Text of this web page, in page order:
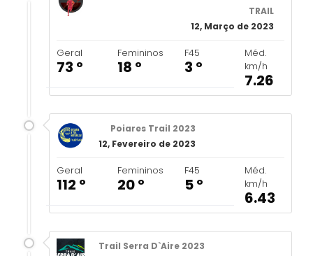
TRAIL
12, Março de 2023
Geral
73 º
Femininos
18 º
F45
3 º
Méd.
km/h
7.26
Poiares Trail 2023
12, Fevereiro de 2023
Geral
112 º
Femininos
20 º
F45
5 º
Méd.
km/h
6.43
Trail Serra D`Aire 2023